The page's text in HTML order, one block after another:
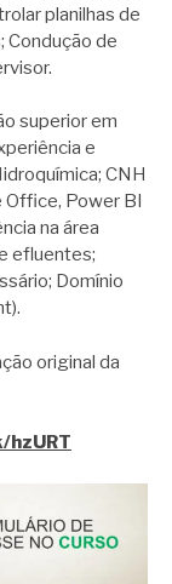
planilhas de
Condução de
superior em
e
CNH
Power BI
na área
efluentes;
Domínio
original da